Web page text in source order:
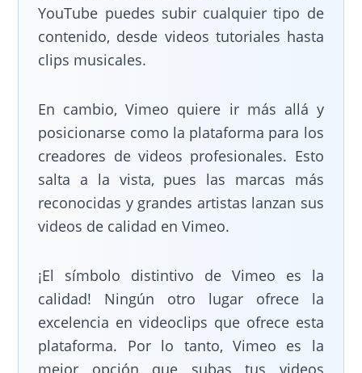
YouTube puedes subir cualquier tipo de
contenido, desde videos tutoriales hasta
clips musicales.
En cambio, Vimeo quiere ir más allá y
posicionarse como la plataforma para los
creadores de videos profesionales. Esto
salta a la vista, pues las marcas más
reconocidas y grandes artistas lanzan sus
videos de calidad en Vimeo.
¡El símbolo distintivo de Vimeo es la
calidad! Ningún otro lugar ofrece la
excelencia en videoclips que ofrece esta
plataforma. Por lo tanto, Vimeo es la
mejor opción que subas tus videos